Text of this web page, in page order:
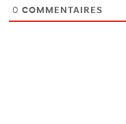
0 COMMENTAIRES